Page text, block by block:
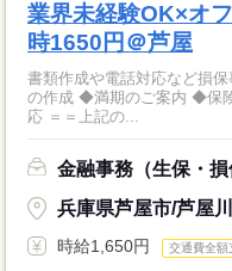
業界未経験OK×オ
時1650円＠芦屋
書類作成や電話対応など損保事務 ◆損害保険の見積書や申
の作成 ◆満期のご案内 ◆保
応 ＝＝上記の...
金融事務（生保・損
兵庫県芦屋市/芦屋
時給1,650円 交通費全額